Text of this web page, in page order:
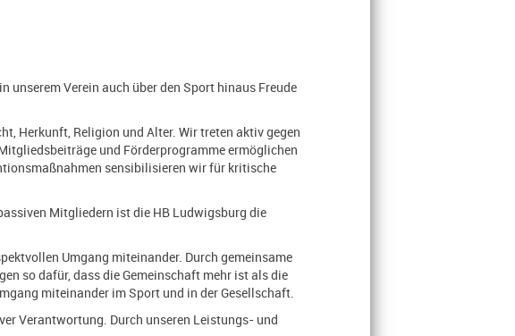
Verein auch über den Sport hinaus Freude
Herkunft, Religion und Alter. Wir treten aktiv gegen
und Förderprogramme ermöglichen
sensibilisieren wir für kritische
Mitgliedern ist die HB Ludwigsburg die
Umgang miteinander. Durch gemeinsame
so dafür, dass die Gemeinschaft mehr ist als die
miteinander im Sport und in der Gesellschaft.
Verantwortung. Durch unseren Leistungs- und